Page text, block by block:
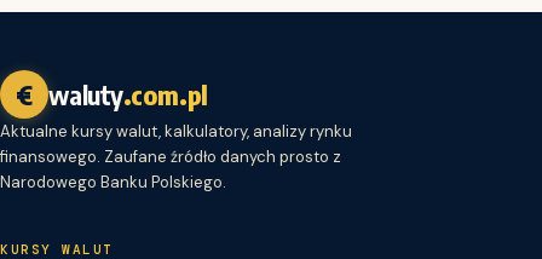
€ waluty.com.pl
Aktualne kursy walut, kalkulatory, analizy rynku
finansowego. Zaufane źródło danych prosto z
Narodowego Banku Polskiego.
KURSY WALUT